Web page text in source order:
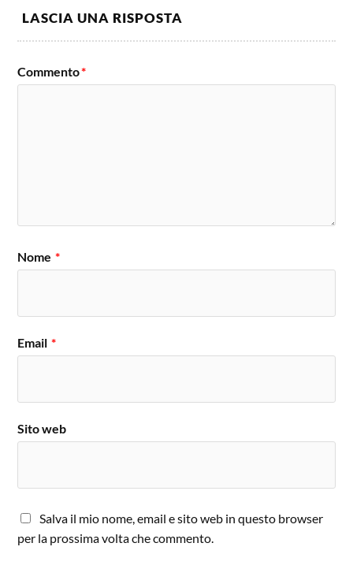
LASCIA UNA RISPOSTA
Commento*
Nome *
Email *
Sito web
Salva il mio nome, email e sito web in questo browser
per la prossima volta che commento.